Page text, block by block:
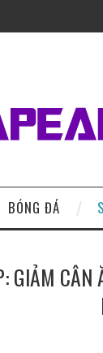
BÓNG ĐÁ
GIẢM CÂN